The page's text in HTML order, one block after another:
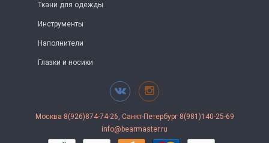
Ткани для одежды
Инструменты
Наполнители
Глазки и носики
Москва 8(926)874-74-26, Санкт-Петербург 8(981)140-25-69
info@bearmaster.ru